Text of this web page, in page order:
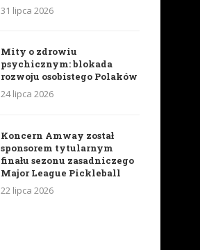
31 lipca 2026
Mity o zdrowiu
psychicznym: blokada
rozwoju osobistego Polaków
24 lipca 2026
Koncern Amway został
sponsorem tytularnym
finału sezonu zasadniczego
Major League Pickleball
22 lipca 2026